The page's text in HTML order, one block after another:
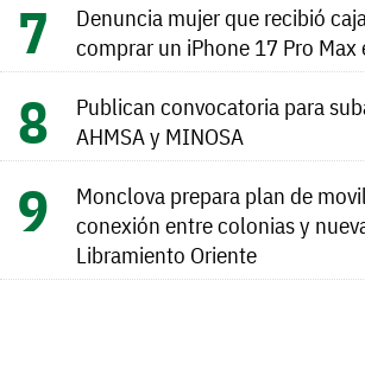
Denuncia mujer que recibió
comprar un iPhone 17 Pro Max
Publican convocatoria para
AHMSA y MINOSA
Monclova prepara plan de
conexión entre colonias y
Libramiento Oriente